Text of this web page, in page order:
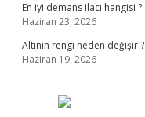
En iyi demans ilacı hangisi ?
Haziran 23, 2026
Altının rengi neden değişir ?
Haziran 19, 2026